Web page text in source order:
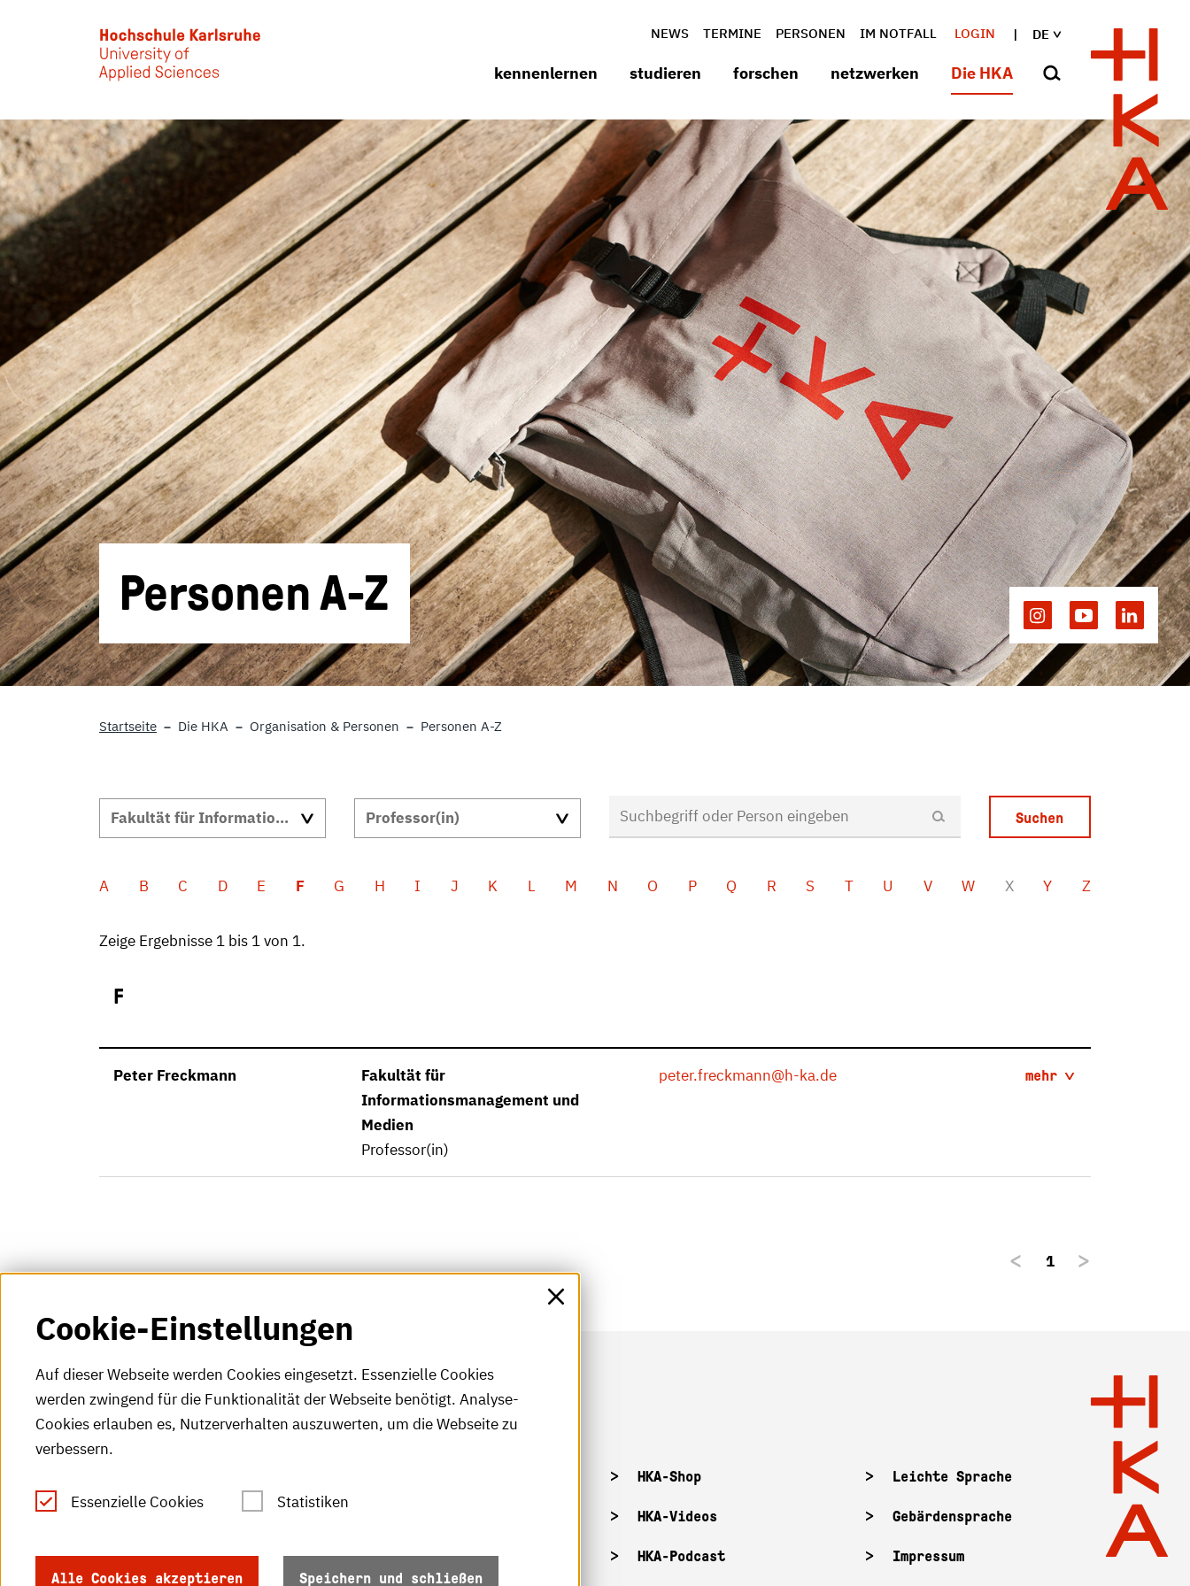
DE
NEWS TERMINE PERSONEN IM NOTFALL LOGIN
kennenlernen studieren forschen netzwerken Die HKA
Personen A-Z
Startseite Die HKA Organisation & Personen Personen A-Z
A B C D E F G H I J K L M N O P Q R S T U V W X Y Z
Zeige Ergebnisse 1 bis 1 von 1.
F
Peter Freckmann
Fakultät für
Informationsmanagement und
Medien
Professor(in)
peter.freckmann@h-ka.de mehr
1
Fax: +49 (0)721 925-2000
Postfach 2440
Öffnungszeiten
HKA-Shop
HKA-Videos
HKA-Podcast
Leichte Sprache
Gebärdensprache
Impressum
Cookie-Einstellungen
Auf dieser Webseite werden Cookies eingesetzt. Essenzielle Cookies
werden zwingend für die Funktionalität der Webseite benötigt. Analyse-
Cookies erlauben es, Nutzerverhalten auszuwerten, um die Webseite zu
verbessern.
Essenzielle Cookies Statistiken
Alle Cookies akzeptieren Speichern und schließen